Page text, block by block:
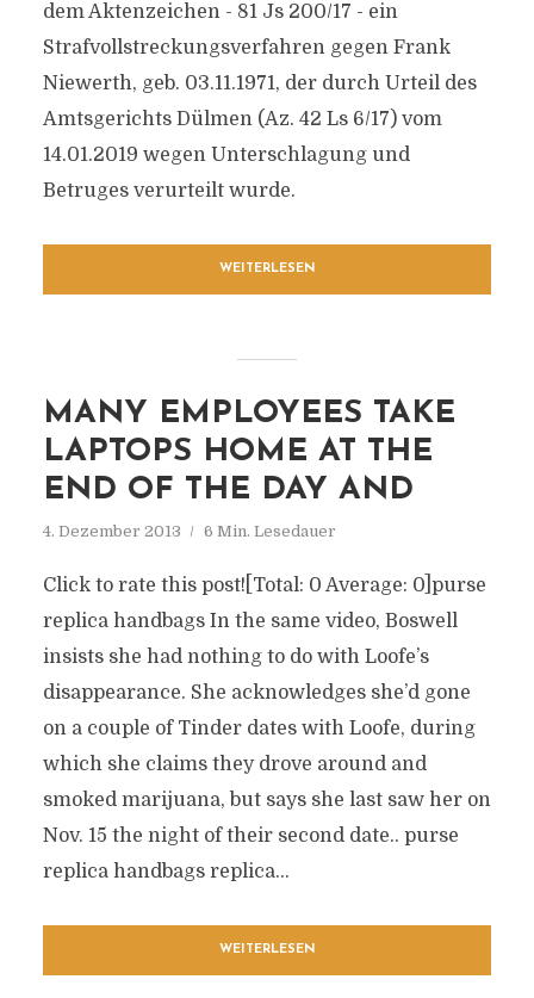
dem Aktenzeichen - 81 Js 200/17 - ein
Strafvollstreckungsverfahren gegen Frank
Niewerth, geb. 03.11.1971, der durch Urteil des
Amtsgerichts Dülmen (Az. 42 Ls 6/17) vom
14.01.2019 wegen Unterschlagung und
Betruges verurteilt wurde.
WEITERLESEN
MANY EMPLOYEES TAKE
LAPTOPS HOME AT THE
END OF THE DAY AND
4. Dezember 2013 6 Min. Lesedauer
Click to rate this post![Total: 0 Average: 0]purse
replica handbags In the same video, Boswell
insists she had nothing to do with Loofe’s
disappearance. She acknowledges she’d gone
on a couple of Tinder dates with Loofe, during
which she claims they drove around and
smoked marijuana, but says she last saw her on
Nov. 15 the night of their second date.. purse
replica handbags replica...
WEITERLESEN